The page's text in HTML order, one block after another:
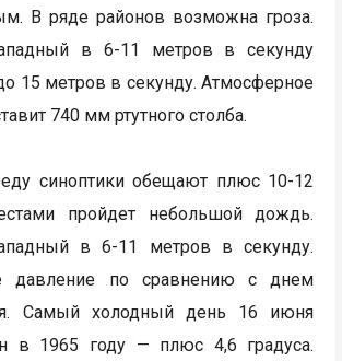
В ряде районов возможна гроза.
в 6-11 метров в секунду
15 метров в секунду. Атмосферное
740 мм ртутного столба.
синоптики обещают плюс 10-12
пройдет небольшой дождь.
в 6-11 метров в секунду.
давление по сравнению с днем
Самый холодный день 16 июня
в 1965 году — плюс 4,6 градуса.